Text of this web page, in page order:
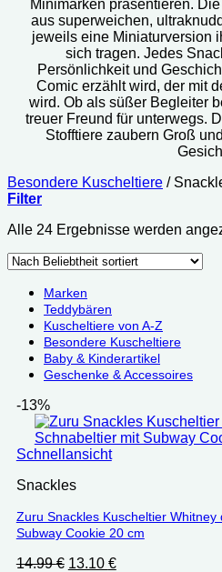
Minimarken präsentieren. Die
aus superweichen,
jeweils eine Miniaturversion
sich tragen. Jedes
Persönlichkeit und
Comic erzählt wird, der mit
wird. Ob als süßer Begleiter
treuer Freund für unterwegs.
Stofftiere zaubern Groß
Besondere Kuscheltiere /
Filter
Alle 24 Ergebnisse werden
Marken
Teddybären
Kuscheltiere von A-Z
Besondere Kuscheltiere
Baby & Kinderartikel
Geschenke & Accessoires
-13%
Schnellansicht
Snackles
Zuru Snackles Kuscheltier
Subway Cookie 20 cm
14.99€ Ursprünglicher
13.10 €Aktueller